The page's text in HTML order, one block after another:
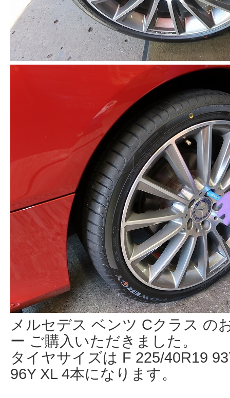
メルセデス ベンツ Cクラス の
ー ご購入いただきました。
タイヤサイズは F 225/40R19
96Y XL 4本になります。